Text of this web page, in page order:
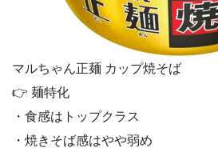
マルちゃん正麺 カップ焼そば
👉 麺特化
・食感はトップクラス
・焼きそば感はやや弱め